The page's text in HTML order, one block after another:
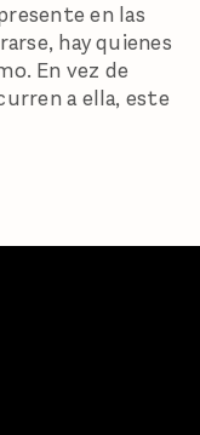
en las
hay quienes
En vez de
a ella, este